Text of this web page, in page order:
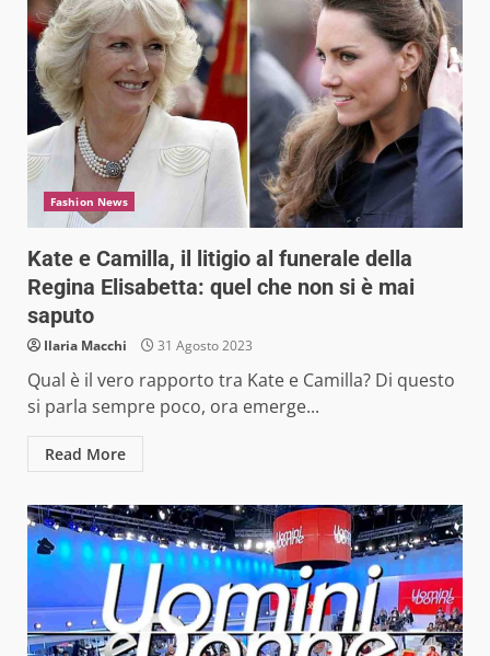
Fashion News
Kate e Camilla, il litigio al funerale della
Regina Elisabetta: quel che non si è mai
saputo
Ilaria Macchi 31 Agosto 2023
Qual è il vero rapporto tra Kate e Camilla? Di questo
si parla sempre poco, ora emerge...
Read More